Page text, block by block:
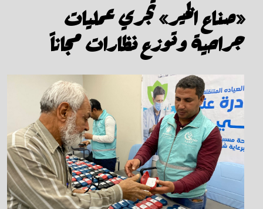
«صناع الخير» تجري عمليات
جراحية وتوزع نظارات مجاناً